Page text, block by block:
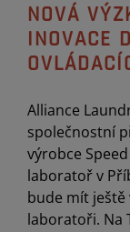
NOVÁ
INOVACE
Alliance
společnostní
výrobce
laboratoř v
bude mít ještě
laboratoři. Na